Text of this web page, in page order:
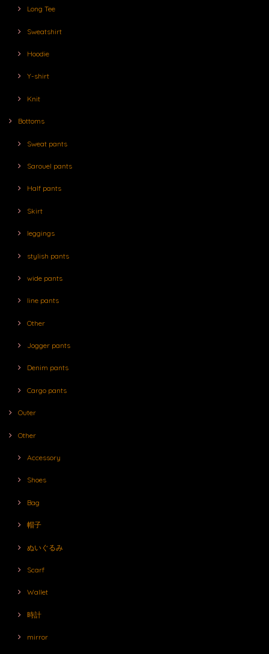
Long Tee
Sweatshirt
Hoodie
Y-shirt
Knit
Bottoms
Sweat pants
Sarouel pants
Half pants
Skirt
leggings
stylish pants
wide pants
line pants
Other
Jogger pants
Denim pants
Cargo pants
Outer
Other
Accessory
Shoes
Bag
帽子
ぬいぐるみ
Scarf
Wallet
時計
mirror